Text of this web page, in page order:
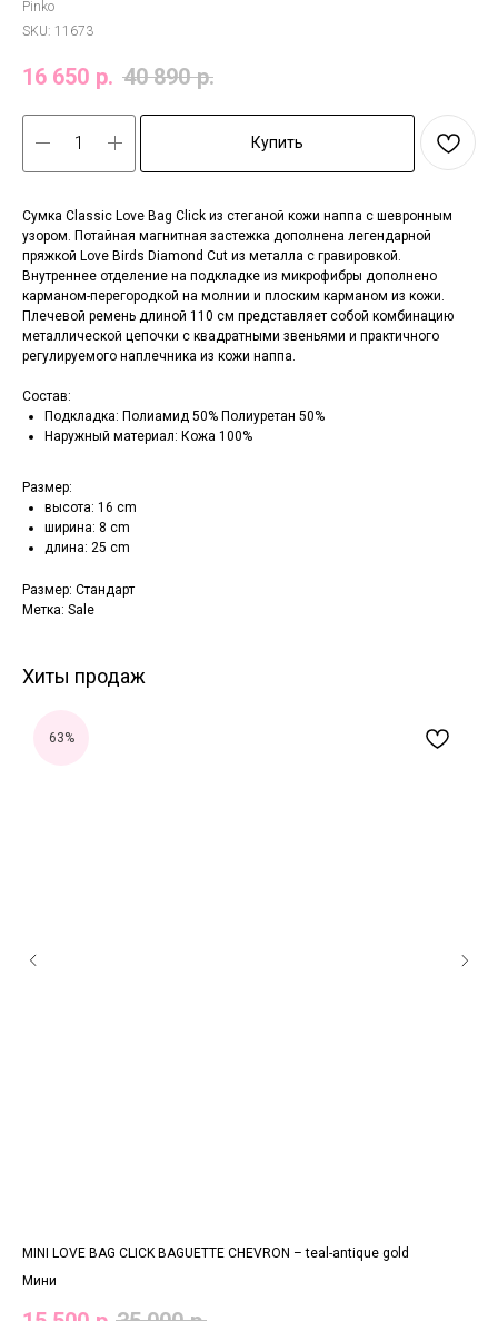
Pinko
SKU: 11673
16 650 р. 40 890 р.
Купить
Сумка Classic Love Bag Click из стеганой кожи наппа с шевронным
узором. Потайная магнитная застежка дополнена легендарной
пряжкой Love Birds Diamond Cut из металла с гравировкой.
Внутреннее отделение на подкладке из микрофибры дополнено
карманом-перегородкой на молнии и плоским карманом из кожи.
Плечевой ремень длиной 110 см представляет собой комбинацию
металлической цепочки с квадратными звеньями и практичного
регулируемого наплечника из кожи наппа.
Состав:
Подкладка: Полиамид 50% Полиуретан 50%
Наружный материал: Кожа 100%
Размер:
высота: 16 cm
ширина: 8 cm
длина: 25 cm
Размер: Стандарт
Метка: Sale
Хиты продаж
63%
MINI LOVE BAG CLICK BAGUETTE CHEVRON – teal-antique gold
Мини